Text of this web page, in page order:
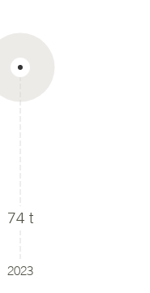
74 t
2023
t